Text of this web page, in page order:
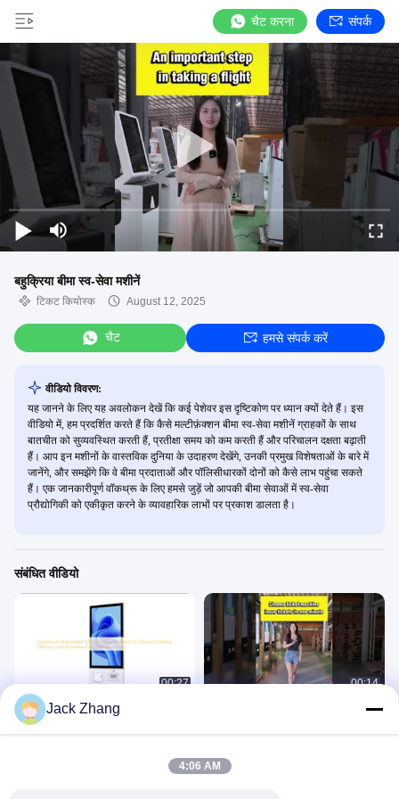
चैट करना संपर्क
बहुक्रिया बीमा स्व-सेवा मशीनें
टिकट कियोस्क August 12, 2025
चैट हमसे संपर्क करें
वीडियो विवरण:
यह जानने के लिए यह अवलोकन देखें कि कई पेशेवर इस दृष्टिकोण पर ध्यान क्यों देते हैं। इस
वीडियो में, हम प्रदर्शित करते हैं कि कैसे मल्टीफ़ंक्शन बीमा स्व-सेवा मशीनें ग्राहकों के साथ
बातचीत को सुव्यवस्थित करती हैं, प्रतीक्षा समय को कम करती हैं और परिचालन दक्षता बढ़ाती
हैं। आप इन मशीनों के वास्तविक दुनिया के उदाहरण देखेंगे, उनकी प्रमुख विशेषताओं के बारे में
जानेंगे, और समझेंगे कि वे बीमा प्रदाताओं और पॉलिसीधारकों दोनों को कैसे लाभ पहुंचा सकते
हैं। एक जानकारीपूर्ण वॉकथ्रू के लिए हमसे जुड़ें जो आपकी बीमा सेवाओं में स्व-सेवा
प्रौद्योगिकी को एकीकृत करने के व्यावहारिक लाभों पर प्रकाश डालता है।
संबंधित वीडियो
00:27
अनुकूलित स्वचालित टिकट मशीन टिकट की
दक्षता बढ़ाने और ग्राहक अनुभव को सुव्यवस्थित
00:14
Jack Zhang
4:06 AM